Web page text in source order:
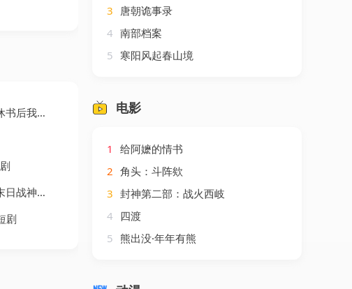
集）AI短剧
）AI短剧
剧
3 唐朝诡事录
4 南部档案
5 寒阳风起春山境
电影
1
给阿嬷的情书
2 角头：斗阵欸
3 封神第二部：战火西岐
4 四渡
5 熊出没·年年有熊